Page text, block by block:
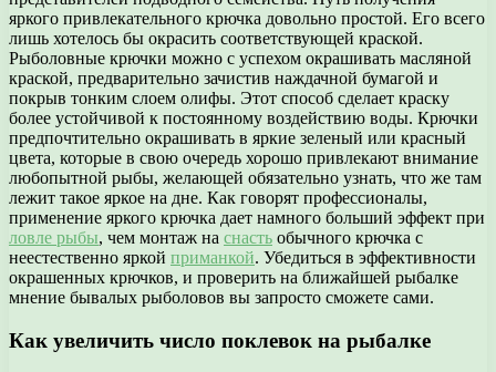
яркого привлекательного крючка довольно простой. Его всего
лишь хотелось бы окрасить соответствующей краской.
Рыболовные крючки можно с успехом окрашивать масляной
краской, предварительно зачистив наждачной бумагой и
покрыв тонким слоем олифы. Этот способ сделает краску
более устойчивой к постоянному воздействию воды. Крючки
предпочтительно окрашивать в яркие зеленый или красный
цвета, которые в свою очередь хорошо привлекают внимание
любопытной рыбы, желающей обязательно узнать, что же там
лежит такое яркое на дне. Как говорят профессионалы,
применение яркого крючка дает намного больший эффект при
ловле рыбы, чем монтаж на снасть обычного крючка с
неестественно яркой приманкой. Убедиться в эффективности
окрашенных крючков, и проверить на ближайшей рыбалке
мнение бывалых рыболовов вы запросто сможете сами.
Как увеличить число поклевок на рыбалке